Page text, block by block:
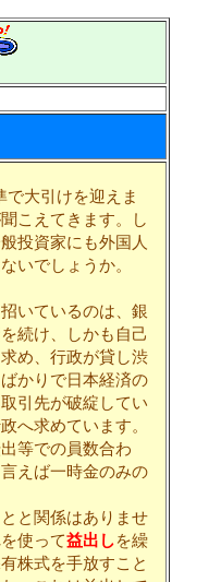
大引けを迎えま
こえてきます。し
投資家にも外国人
いでしょうか。
いているのは、銀
続け、しかも自己
め、行政が貸し渋
かりで日本経済の
引先が破綻してい
へ求めています。
等での員数合わ
えば一時金のみの
と関係はありませ
使って益出しを繰
株式を手放すこと